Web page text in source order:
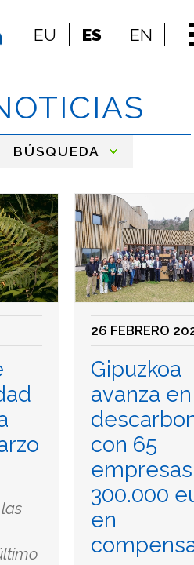
EU ES EN
BÚSQUEDA
26 FEBRERO
Gipuzkoa
avanza
con 65
300.000
en